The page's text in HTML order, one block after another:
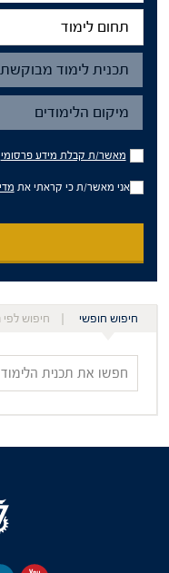
תחום
לימוד
תחום לימוד
תכנית
תכנית לימוד מבוקשת
מיקום
הלימודים
מיקום הלימודים
מאשר/ת
קבלת
מידע
פרסומי
מאשר/ת קבלת מידע פרסומי
אני מאשר/ת כי קראתי את
חיפוש חופשי חיפוש
חפשו
את
תכנית
המבוקשת